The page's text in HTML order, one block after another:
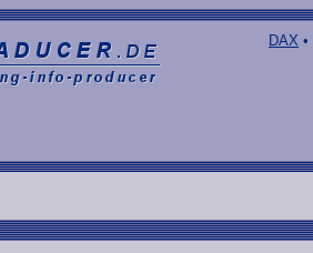
DAX •